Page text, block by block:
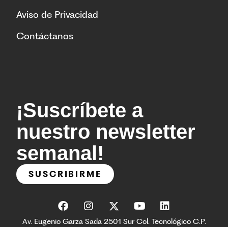
Aviso de Privacidad
Contáctanos
¡Suscríbete a
nuestro newsletter
semanal!
SUSCRIBIRME
Av. Eugenio Garza Sada 2501 Sur Col. Tecnológico C.P.